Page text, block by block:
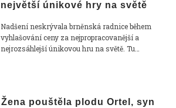
největší únikové hry na světě
Nadšení neskrývala brněnská radnice během
vyhlašování ceny za nejpropracovanější a
nejrozsáhlejší únikovou hru na světě. Tu…
Žena pouštěla plodu Ortel, syn